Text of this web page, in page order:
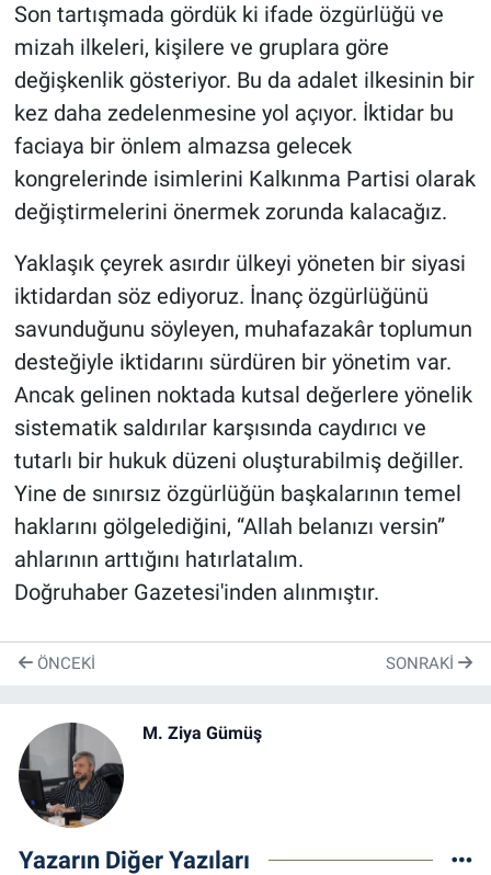
Son tartışmada gördük ki ifade özgürlüğü ve
mizah ilkeleri, kişilere ve gruplara göre
değişkenlik gösteriyor. Bu da adalet ilkesinin bir
kez daha zedelenmesine yol açıyor. İktidar bu
faciaya bir önlem almazsa gelecek
kongrelerinde isimlerini Kalkınma Partisi olarak
değiştirmelerini önermek zorunda kalacağız.
Yaklaşık çeyrek asırdır ülkeyi yöneten bir siyasi
iktidardan söz ediyoruz. İnanç özgürlüğünü
savunduğunu söyleyen, muhafazakâr toplumun
desteğiyle iktidarını sürdüren bir yönetim var.
Ancak gelinen noktada kutsal değerlere yönelik
sistematik saldırılar karşısında caydırıcı ve
tutarlı bir hukuk düzeni oluşturabilmiş değiller.
Yine de sınırsız özgürlüğün başkalarının temel
haklarını gölgelediğini, “Allah belanızı versin”
ahlarının arttığını hatırlatalım.
Doğruhaber Gazetesi'inden alınmıştır.
ÖNCEKI SONRAKI
M. Ziya Gümüş
Yazarın Diğer Yazıları